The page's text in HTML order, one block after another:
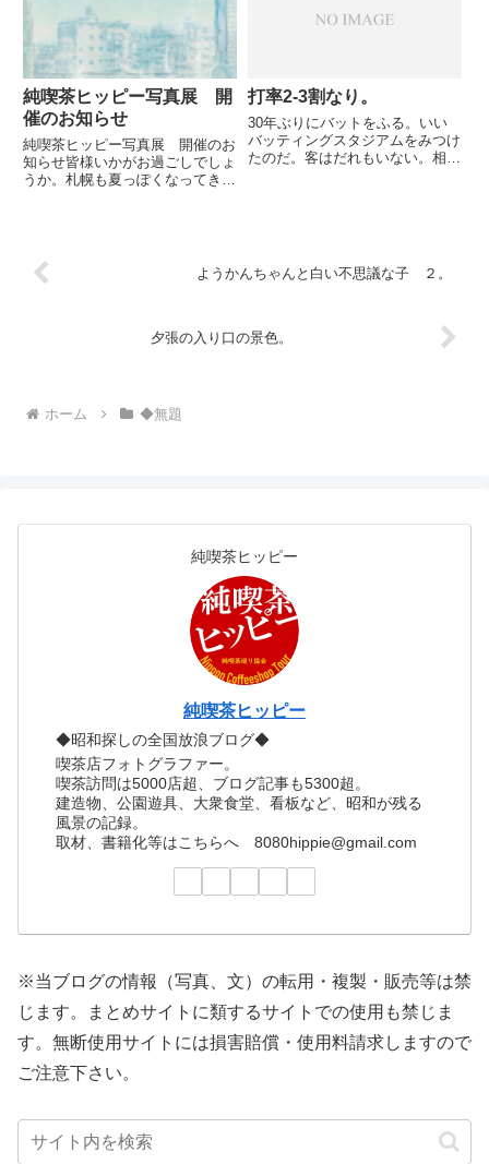
除いたしま...
純喫茶ヒッピー写真展 開
催のお知らせ
純喫茶ヒッピー写真展 開催のお
知らせ皆様いかがお過ごしでしょ
うか。札幌も夏っぽくなってきま
ます。路上で偶然に見つけたもの
を...
打率2-3割なり。
30年ぶりにバットをふる。いい
バッティングスタジアムをみつけ
たのだ。客はだれもいない。相手
ようかんちゃんと白い不思議な子 ２。
夕張の入り口の景色。
ホーム ◆無題
純喫茶ヒッピー
純喫茶ヒッピー
◆昭和探しの全国放浪ブログ◆
喫茶店フォトグラファー。
喫茶訪問は5000店超、ブログ記事も5300超。
建造物、公園遊具、大衆食堂、看板など、昭和が残る
風景の記録。
取材、書籍化等はこちらへ 8080hippie@gmail.com
※当ブログの情報（写真、文）の転用・複製・販売等は禁
じます。まとめサイトに類するサイトでの使用も禁じま
す。無断使用サイトには損害賠償・使用料請求しますので
ご注意下さい。